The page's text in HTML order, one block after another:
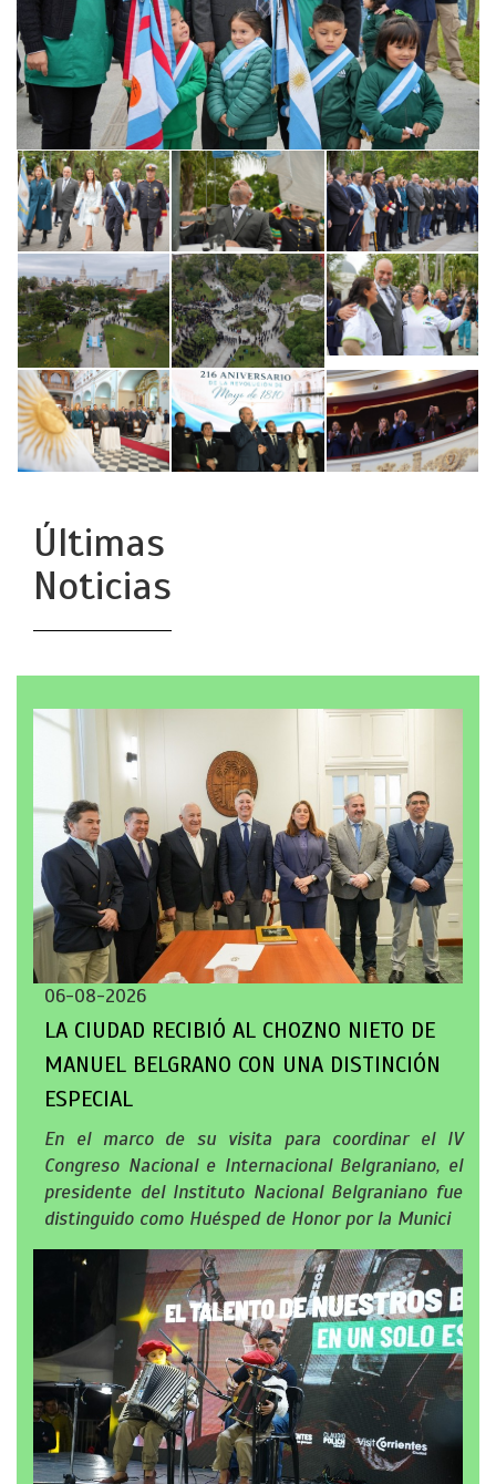
Últimas
Noticias
06-08-2026
LA CIUDAD RECIBIÓ AL CHOZNO NIETO DE
MANUEL BELGRANO CON UNA DISTINCIÓN
ESPECIAL
En el marco de su visita para coordinar el IV
Congreso Nacional e Internacional Belgraniano, el
presidente del Instituto Nacional Belgraniano fue
distinguido como Huésped de Honor por la Munici